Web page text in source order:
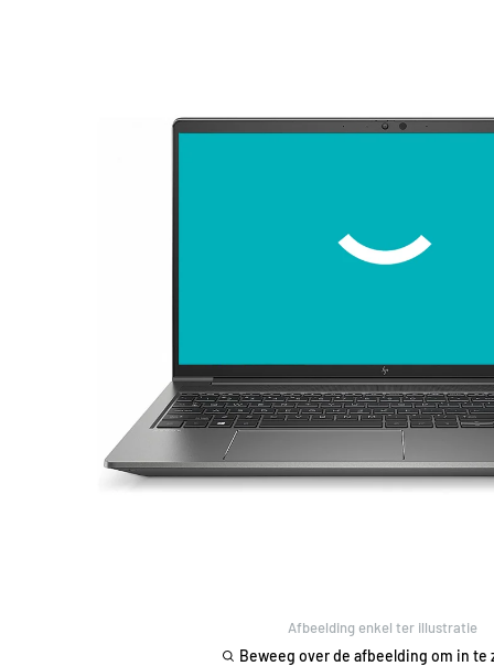
Afbeelding enkel ter illustratie
Beweeg over de afbeelding om in te